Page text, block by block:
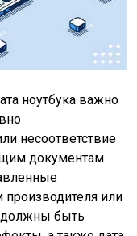
ноутбука важно
несоответствие
документам
или
должны быть